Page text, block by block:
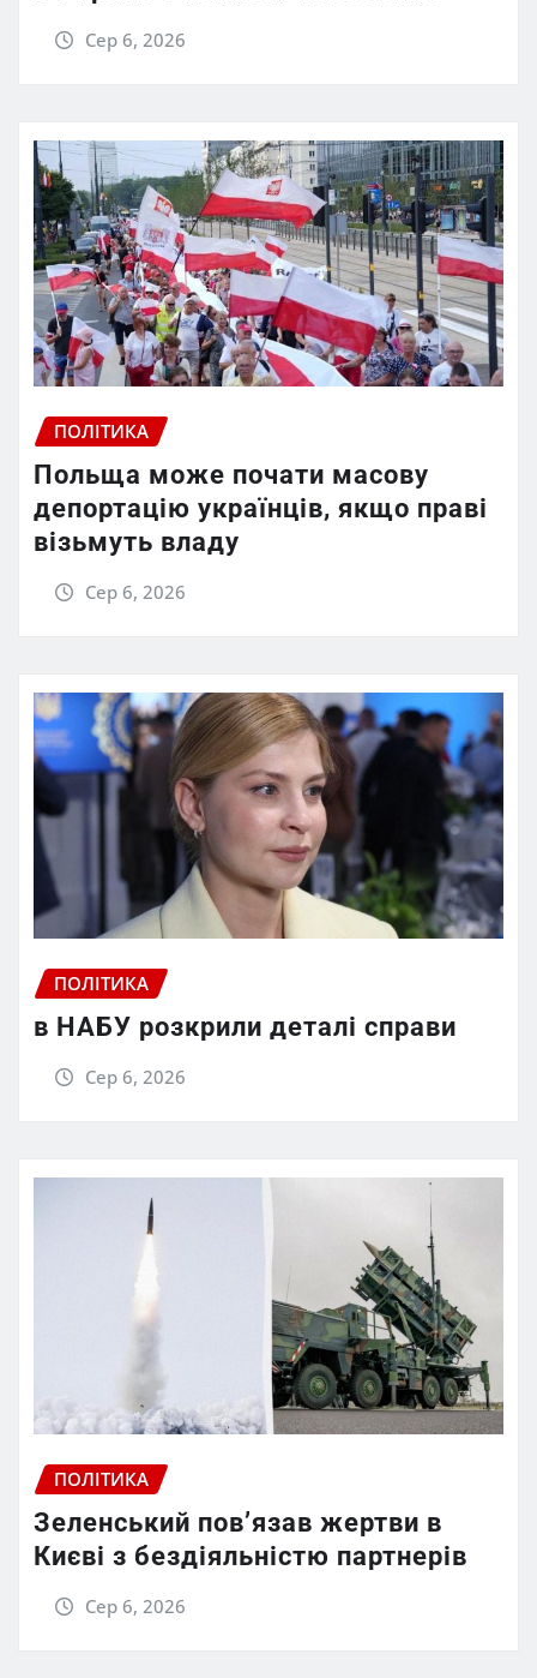
Сер 6, 2026
ПОЛІТИКА
Польща може почати масову
депортацію українців, якщо праві
візьмуть владу
Сер 6, 2026
ПОЛІТИКА
в НАБУ розкрили деталі справи
Сер 6, 2026
ПОЛІТИКА
Зеленський пов’язав жертви в
Києві з бездіяльністю партнерів
Сер 6, 2026